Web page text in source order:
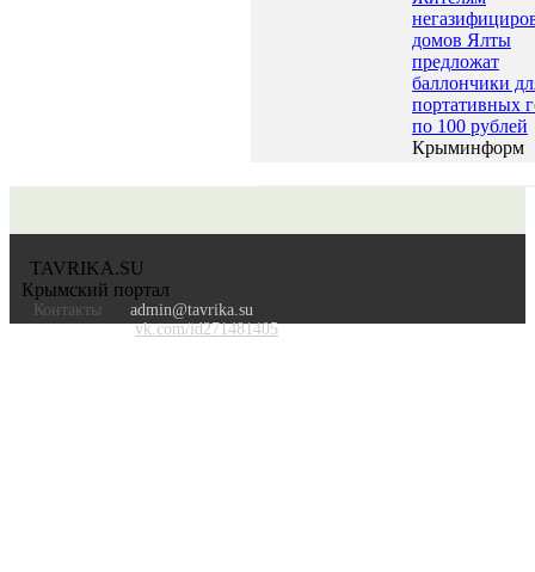
домов Ялты
предложат
баллончики
портативных
по 100 рублей
Крыминформ
TAVRIKA.SU
Крымский портал
Контакты
admin@tavrika.su
vk.com/id271481405